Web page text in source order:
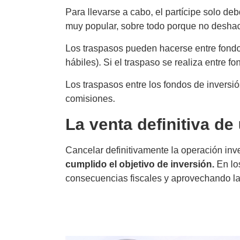
Para llevarse a cabo, el partícipe solo
muy popular, sobre todo porque no
Los traspasos pueden hacerse entre
hábiles). Si el traspaso se realiza entre
Los traspasos entre los fondos de
comisiones.
La venta definitiva de
Cancelar definitivamente la operación
cumplido el objetivo de inversión. En
consecuencias fiscales y aprovechando